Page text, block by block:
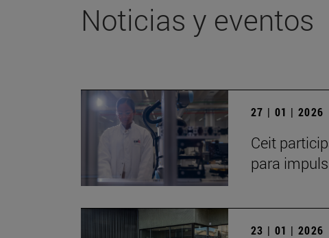
Noticias y eventos
27 | 01 | 2026
Ceit
para
23 | 01 | 2026